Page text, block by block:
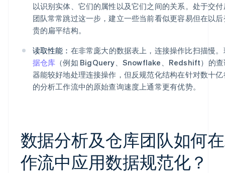
以识别实体、它们的属性以及它们之间的关系。处于交
团队常常跳过这一步，建立一些当前看似更容易但在以
贵的扁平结构。
读取性能： 在非常庞大的数据表上，连接操作比扫描慢
据仓库 （例如 BigQuery、Snowflake、Redshift）的查
器能较好地处理连接操作，但反规范化结构在针对数十
的分析工作流中的原始查询速度上通常更有优势。
数据分析及仓库团队如何
作流中应用数据规范化？